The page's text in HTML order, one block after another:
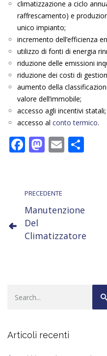
climatizzazione a ciclo
raffrescamento) e
unico impianto;
incremento dell’efficienza
utilizzo di fonti di energia
riduzione delle emissioni
riduzione dei costi di
aumento della
valore dell’immobile;
accesso agli incentivi statali;
accesso al conto termico.
F
b
o
o
k
M
d
o
E
vi
PRECEDENTE
Manutenzione
Del
Climatizzatore
Articoli recenti